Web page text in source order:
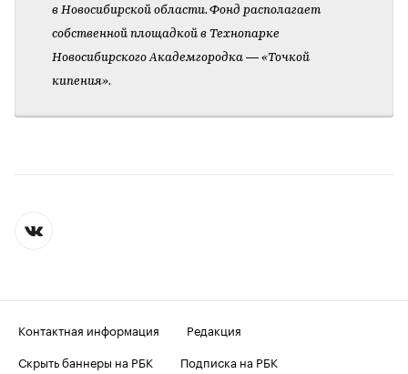
в Новосибирской области. Фонд располагает
собственной площадкой в Технопарке
Новосибирского Академгородка — «Точкой
кипения».
Контактная информация
Редакция
Скрыть баннеры на РБК
Подписка на РБК